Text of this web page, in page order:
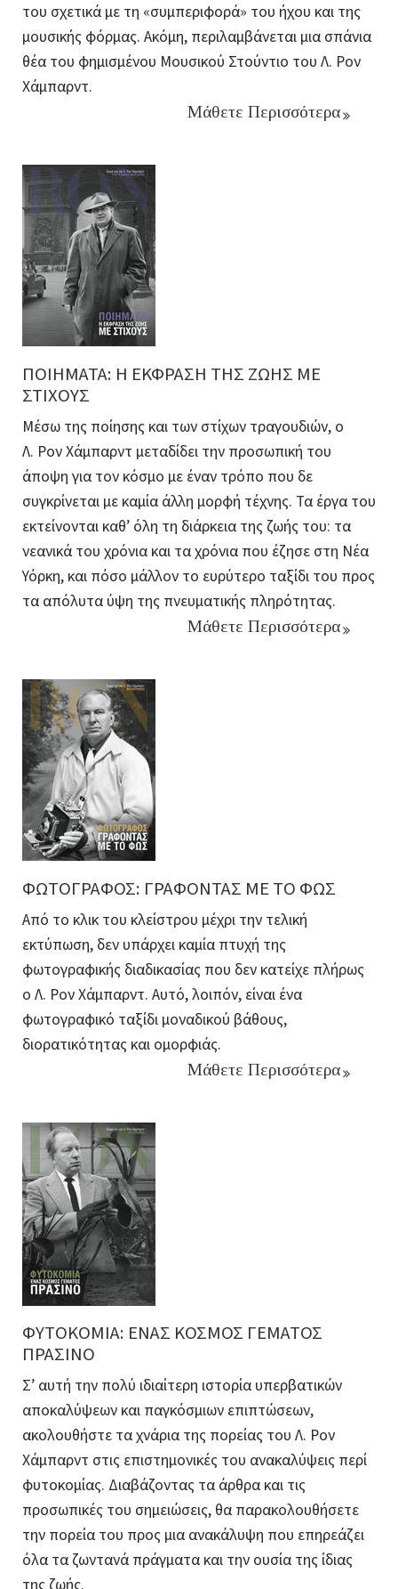
του σχετικά με τη «συμπεριφορά» του ήχου και της
μουσικής φόρμας. Ακόμη, περιλαμβάνεται μια σπάνια
θέα του φημισμένου Μουσικού Στούντιο του Λ. Ρον
Χάμπαρντ.
Μάθετε Περισσότερα
ΠΟΙΗΜΑΤΑ: Η ΕΚΦΡΑΣΗ ΤΗΣ ΖΩΗΣ ΜΕ
ΣΤΙΧΟΥΣ
Μέσω της ποίησης και των στίχων τραγουδιών, ο
Λ. Ρον Χάμπαρντ μεταδίδει την προσωπική του
άποψη για τον κόσμο με έναν τρόπο που δε
συγκρίνεται με καμία άλλη μορφή τέχνης. Τα έργα του
εκτείνονται καθ’ όλη τη διάρκεια της ζωής του: τα
νεανικά του χρόνια και τα χρόνια που έζησε στη Νέα
Υόρκη, και πόσο μάλλον το ευρύτερο ταξίδι του προς
τα απόλυτα ύψη της πνευματικής πληρότητας.
Μάθετε Περισσότερα
ΦΩΤΟΓΡΑΦΟΣ: ΓΡΑΦΟΝΤΑΣ ΜΕ ΤΟ ΦΩΣ
Από το κλικ του κλείστρου μέχρι την τελική
εκτύπωση, δεν υπάρχει καμία πτυχή της
φωτογραφικής διαδικασίας που δεν κατείχε πλήρως
ο Λ. Ρον Χάμπαρντ. Αυτό, λοιπόν, είναι ένα
φωτογραφικό ταξίδι μοναδικού βάθους,
διορατικότητας και ομορφιάς.
Μάθετε Περισσότερα
ΦΥΤΟΚΟΜΙΑ: ΕΝΑΣ ΚΟΣΜΟΣ ΓΕΜΑΤΟΣ
ΠΡΑΣΙΝΟ
Σ’ αυτή την πολύ ιδιαίτερη ιστορία υπερβατικών
αποκαλύψεων και παγκόσμιων επιπτώσεων,
ακολουθήστε τα χνάρια της πορείας του Λ. Ρον
Χάμπαρντ στις επιστημονικές του ανακαλύψεις περί
φυτοκομίας. Διαβάζοντας τα άρθρα και τις
προσωπικές του σημειώσεις, θα παρακολουθήσετε
την πορεία του προς μια ανακάλυψη που επηρεάζει
όλα τα ζωντανά πράγματα και την ουσία της ίδιας